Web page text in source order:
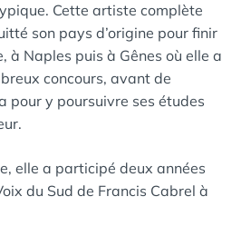
Cette artiste complète
son pays d’origine pour finir
à Naples puis à Gênes où elle a
concours, avant de
pour y poursuivre ses études
elle a participé deux années
du Sud de Francis Cabrel à